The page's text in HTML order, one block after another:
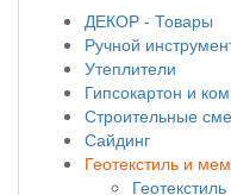
ДЕКОР - Товары
Ручной
Утеплители
Гипсокартон и
Строительные
Сайдинг
Геотекстиль и
Геотекстиль